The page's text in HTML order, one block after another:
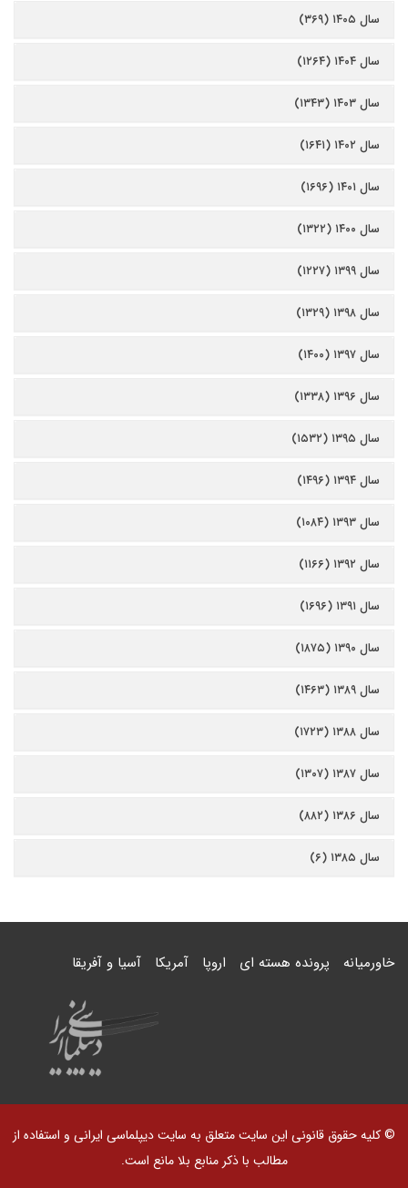
سال ۱۴۰۵ (۳۶۹)
سال ۱۴۰۴ (۱۲۶۴)
سال ۱۴۰۳ (۱۳۴۳)
سال ۱۴۰۲ (۱۶۴۱)
سال ۱۴۰۱ (۱۶۹۶)
سال ۱۴۰۰ (۱۳۲۲)
سال ۱۳۹۹ (۱۲۲۷)
سال ۱۳۹۸ (۱۳۲۹)
سال ۱۳۹۷ (۱۴۰۰)
سال ۱۳۹۶ (۱۳۳۸)
سال ۱۳۹۵ (۱۵۳۲)
سال ۱۳۹۴ (۱۴۹۶)
سال ۱۳۹۳ (۱۰۸۴)
سال ۱۳۹۲ (۱۱۶۶)
سال ۱۳۹۱ (۱۶۹۶)
سال ۱۳۹۰ (۱۸۷۵)
سال ۱۳۸۹ (۱۴۶۳)
سال ۱۳۸۸ (۱۷۲۳)
سال ۱۳۸۷ (۱۳۰۷)
سال ۱۳۸۶ (۸۸۲)
سال ۱۳۸۵ (۶)
خاورمیانه پرونده هسته ای اروپا آمریکا آسیا و آفریقا
© کلیه حقوق قانونی این سایت متعلق به سایت دیپلماسی ایرانی و استفاده از
مطالب با ذکر منابع بلا مانع است.